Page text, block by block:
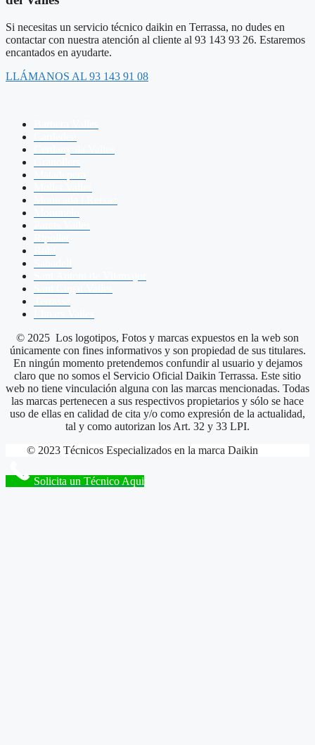
Si necesitas un servicio técnico daikin en Terrassa, no dudes en
contactar con nuestra atención al cliente al 93 143 93 26. Estaremos
encantados en ayudarte.
LLÁMANOS AL 93 143 91 08
© 2025 Los logotipos, Fotos y marcas expuestos en la web son
únicamente con fines informativos y son propiedad de sus titulares.
En ningún momento pretendemos confundir al usuario y dejamos
claro que no somos el Servicio Oficial Daikin Terrassa. Este sitio
web no tiene vinculación alguna con las marcas mencionadas. Todas
las marcas pertenecen a sus respectivos propietarios y sólo se hace
uso de ellas en calidad de cita y/o como expresión de la actualidad,
tal y como autorizan los Art. 32 y 33 LPI.
© 2023 Técnicos Especializados en la marca Daikin
Solicita un Técnico Aqui